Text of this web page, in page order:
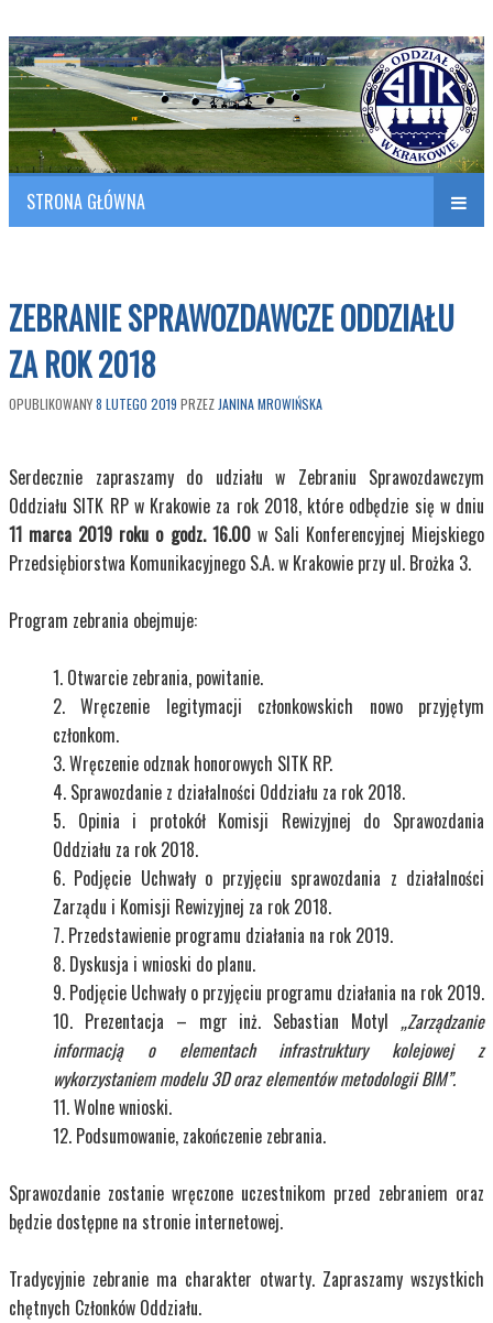
SITK RP Oddział w KRAKOWIE
Polish Association of Engineers & Technicians of Transportation
STRONA GŁÓWNA
ZEBRANIE SPRAWOZDAWCZE ODDZIAŁU
ZA ROK 2018
OPUBLIKOWANY8 LUTEGO 2019 PRZEZ JANINA MROWIŃSKA
Serdecznie zapraszamy do udziału w Zebraniu Sprawozdawczym
Oddziału SITK RP w Krakowie za rok 2018, które odbędzie się w dniu
11 marca 2019 roku o godz. 16.00 w Sali Konferencyjnej Miejskiego
Przedsiębiorstwa Komunikacyjnego S.A. w Krakowie przy ul. Brożka 3.
Program zebrania obejmuje:
Otwarcie zebrania, powitanie.
Wręczenie legitymacji członkowskich nowo przyjętym
członkom.
Wręczenie odznak honorowych SITK RP.
Sprawozdanie z działalności Oddziału za rok 2018.
Opinia i protokół Komisji Rewizyjnej do Sprawozdania
Oddziału za rok 2018.
Podjęcie Uchwały o przyjęciu sprawozdania z działalności
Zarządu i Komisji Rewizyjnej za rok 2018.
Przedstawienie programu działania na rok 2019.
Dyskusja i wnioski do planu.
Podjęcie Uchwały o przyjęciu programu działania na rok 2019.
Prezentacja – mgr inż. Sebastian Motyl„Zarządzanie
informacją o elementach infrastruktury kolejowej z
wykorzystaniem modelu 3D oraz elementów metodologii BIM”.
Wolne wnioski.
Podsumowanie, zakończenie zebrania.
Sprawozdanie zostanie wręczone uczestnikom przed zebraniem oraz
będzie dostępne na stronie internetowej.
Tradycyjnie zebranie ma charakter otwarty. Zapraszamy wszystkich
chętnych Członków Oddziału.